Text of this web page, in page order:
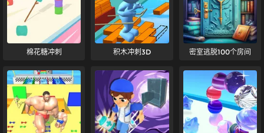
棉花糖冲刺 积木冲刺3D 密室逃脱100个房间